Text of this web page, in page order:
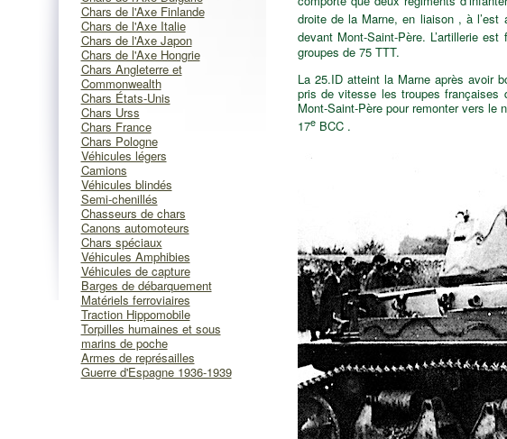
Chars de l'Axe Finlande
Chars de l'Axe Italie
Chars de l'Axe Japon
Chars de l'Axe Hongrie
Chars Angleterre et
Commonwealth
Chars États-Unis
Chars Urss
Chars France
Chars Pologne
Véhicules légers
Camions
Véhicules blindés
Semi-chenillés
Chasseurs de chars
Canons automoteurs
Chars spéciaux
Véhicules Amphibies
Véhicules de capture
Barges de débarquement
Matériels ferroviaires
Traction Hippomobile
Torpilles humaines et sous
marins de poche
Armes de représailles
Guerre d'Espagne 1936-1939
droite de la Marne, en liaison , à l’est
devant Mont-Saint-Père. L’artillerie
groupes de 75 TTT.
La 25.ID atteint la Marne après avoir
pris de vitesse les troupes françaises
Mont-Saint-Père pour remonter vers le
17eBCC .